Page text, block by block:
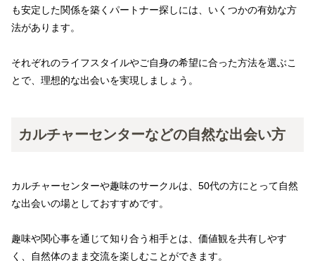
も安定した関係を築くパートナー探しには、いくつかの有効な方
法があります。
それぞれのライフスタイルやご自身の希望に合った方法を選ぶこ
とで、理想的な出会いを実現しましょう。
カルチャーセンターなどの自然な出会い方
カルチャーセンターや趣味のサークルは、50代の方にとって自然
な出会いの場としておすすめです。
趣味や関心事を通じて知り合う相手とは、価値観を共有しやす
く、自然体のまま交流を楽しむことができます。